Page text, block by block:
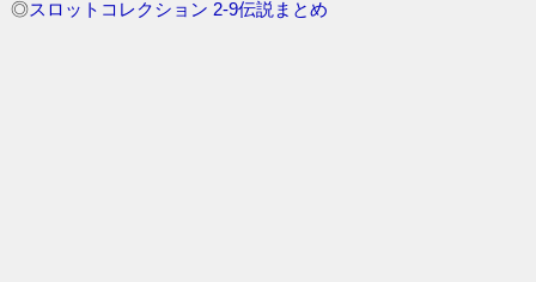
◎スロットコレクション 2-9伝説まとめ